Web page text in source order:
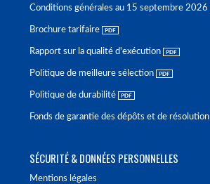
Conditions générales au 15 septembre 2026
Brochure tarifaire
Rapport sur la qualité d'exécution
Politique de meilleure sélection
Politique de durabilité
Fonds de garantie des dépôts et de résolution
SÉCURITÉ & DONNÉES PERSONNELLES
Mentions légales